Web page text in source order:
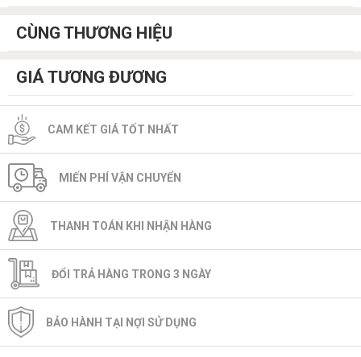
CÙNG THƯƠNG HIỆU
GIÁ TƯƠNG ĐƯƠNG
CAM KẾT GIÁ TỐT NHẤT
MIẾN PHÍ VẬN CHUYỂN
THANH TOÁN KHI NHẬN HÀNG
ĐỔI TRẢ HÀNG TRONG 3 NGÀY
BẢO HÀNH TẠI NỢI SỬ DỤNG